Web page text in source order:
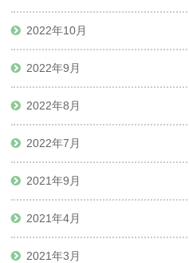
2022年10月
2022年9月
2022年8月
2022年7月
2021年9月
2021年4月
2021年3月